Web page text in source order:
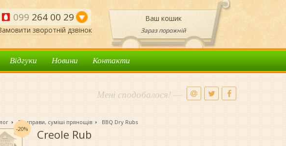
099 264 00 29
зворотній дзвінок
Ваш кошик
Зараз порожній
Відгуки Новини Контакти
Мені сподобалося! —
Приправи, суміші прянощів BBQ Dry Rubs
-20% Creole Rub